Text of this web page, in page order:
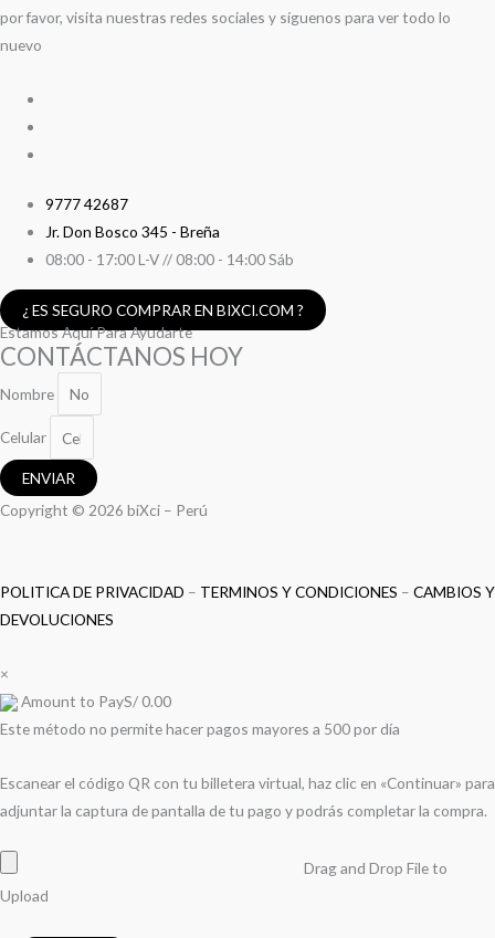
por favor, visita nuestras redes sociales y síguenos para ver todo lo
nuevo
9777 42687
Jr. Don Bosco 345 - Breña
08:00 - 17:00 L-V // 08:00 - 14:00 Sáb
¿ ES SEGURO COMPRAR EN BIXCI.COM ?
Estamos Aquí Para Ayudarte
CONTÁCTANOS HOY
Nombre
Celular
ENVIAR
Copyright © 2026 biXci – Perú
POLITICA DE PRIVACIDAD – TERMINOS Y CONDICIONES – CAMBIOS Y
DEVOLUCIONES
×
Amount to PayS/ 0.00
Este método no permite hacer pagos mayores a 500 por día
Escanear el código QR con tu billetera virtual, haz clic en «Continuar» para
adjuntar la captura de pantalla de tu pago y podrás completar la compra.
Drag and Drop File to
Upload